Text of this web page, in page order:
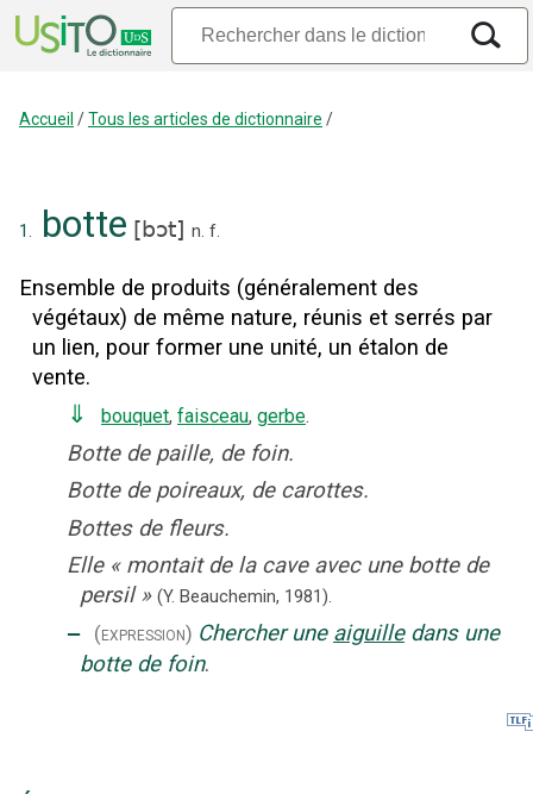
Accueil /Tous les articles de dictionnaire /
1. botte [bɔt] n. f.
Ensemble de produits (généralement des
végétaux) de même nature, réunis et serrés par
un lien, pour former une unité, un étalon de
vente.
⇓ bouquet, faisceau, gerbe.
Botte de paille, de foin.
Botte de poireaux, de carottes.
Bottes de fleurs.
Elle « montait de la cave avec une botte de
persil » (Y. Beauchemin, 1981).
‒ (expression) Chercher une aiguille dans une
botte de foin.